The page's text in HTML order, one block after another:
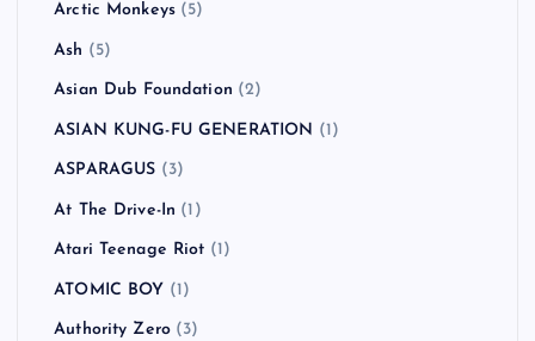
Arctic Monkeys (5)
Ash (5)
Asian Dub Foundation (2)
ASIAN KUNG-FU GENERATION (1)
ASPARAGUS (3)
At The Drive-In (1)
Atari Teenage Riot (1)
ATOMIC BOY (1)
Authority Zero (3)